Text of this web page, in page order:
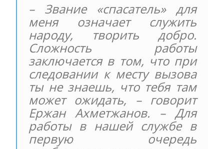
– Звание «спасатель» для
меня означает служить
народу, творить добро.
Сложность работы
заключается в том, что при
следовании к месту вызова
ты не знаешь, что тебя там
может ожидать, – говорит
Ержан Ахметжанов. – Для
работы в нашей службе в
первую очередь